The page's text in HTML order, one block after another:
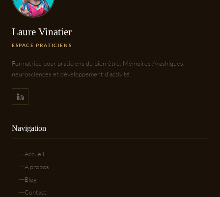
Laure Vinatier
ESPACE PRATICIENS
Formatrice pour praticiens du bien-être. Mémoires Akashiques,
neurosciences et développement d'activité.
Navigation
Accueil
À propos
Blog
Contact